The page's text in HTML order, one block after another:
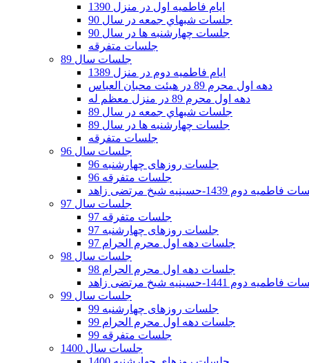
ایام فاطمیه اول در منزل 1390
جلسات شبهاي جمعه در سال 90
جلسات چهارشنبه ها در سال 90
جلسات متفرقه
جلسات سال 89
ایام فاطمیه دوم در منزل 1389
دهه اول محرم 89 در هیئت محبان العباس
دهه اول محرم 89 در منزل معظم له
جلسات شبهاي جمعه در سال 89
جلسات چهارشنبه ها در سال 89
جلسات متفرقه
جلسات سال 96
جلسات روزهای چهارشنبه 96
جلسات متفرقه 96
دوم 1439-حسینیه شیخ مرتضی زاهد
جلسات سال 97
جلسات متفرقه 97
جلسات روزهای چهارشنبه 97
جلسات دهه اول محرم الحرام 97
جلسات سال 98
جلسات دهه اول محرم الحرام 98
دوم 1441-حسینیه شیخ مرتضی زاهد
جلسات سال 99
جلسات روزهای چهارشنبه 99
جلسات دهه اول محرم الحرام 99
جلسات متفرقه 99
جلسات سال 1400